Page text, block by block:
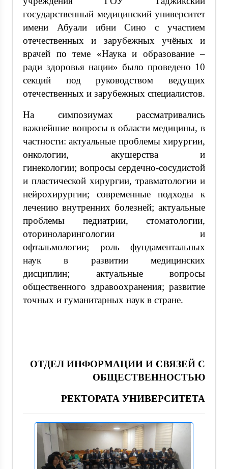
государственный медицинский университет
имени Абуали ибни Сино с участием
отечественных и зарубежных учёных и
врачей по теме «Наука и образование –
ради здоровья нации» было проведено 10
секций под руководством ведущих
отечественных и зарубежных специалистов.
На симпозиумах рассматривались
важнейшие вопросы в области медицины, в
частности:актуальные проблемы хирургии,
онкологии, акушерства и
гинекологии; вопросы сердечно-сосудистой
и пластической хирургии, травматологии и
нейрохирургии; современные подходы к
лечению внутренних болезней; актуальные
проблемы педиатрии, стоматологии,
оториноларингологии и
офтальмологии; роль фундаментальных
наук в развитии медицинских
дисциплин; актуальные вопросы
общественного здравоохранения; развитие
точных и гуманитарных наук в стране.
ОТДЕЛ ИНФОРМАЦИИ И СВЯЗЕЙ С
ОБЩЕСТВЕННОСТЬЮ
РЕКТОРАТА УНИВЕРСИТЕТА